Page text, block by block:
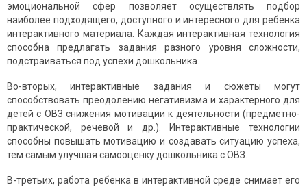
эмоциональной сфер позволяет осуществлять подбор
наиболее подходящего, доступного и интересного для ребенка
интерактивного материала. Каждая интерактивная технология
способна предлагать задания разного уровня сложности,
подстраиваться под успехи дошкольника.
Во-вторых, интерактивные задания и сюжеты могут
способствовать преодолению негативизма и характерного для
детей с ОВЗ снижения мотивации к деятельности (предметно-
практической, речевой и др.). Интерактивные технологии
способны повышать мотивацию и создавать ситуацию успеха,
тем самым улучшая самооценку дошкольника с ОВЗ.
В-третьих, работа ребенка в интерактивной среде снимает его